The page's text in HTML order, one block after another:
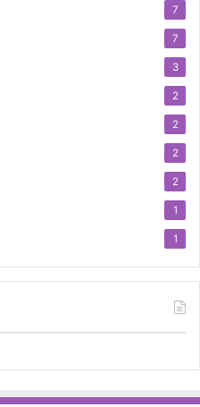
7
7
3
2
2
2
2
1
1